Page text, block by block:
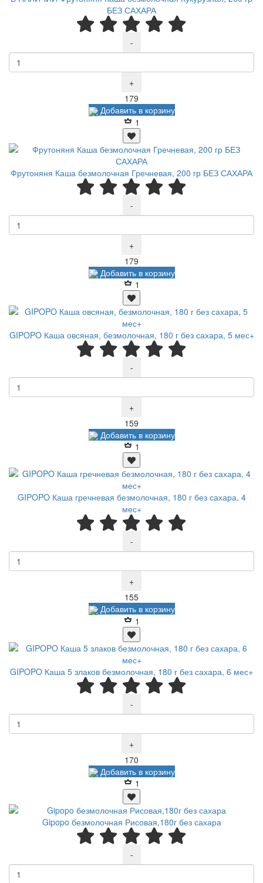
БЕЗ САХАРА
-
+
179
Добавить в корзину
1
Фрутоняня Каша безмолочная Гречневая, 200 гр БЕЗ САХАРА
-
+
179
Добавить в корзину
1
GIPOPO Каша овсяная, безмолочная, 180 г без сахара, 5 мес+
-
+
159
Добавить в корзину
1
GIPOPO Каша гречневая безмолочная, 180 г без сахара, 4
мес+
-
+
155Р
Добавить в корзину
1
GIPOPO Каша 5 злаков безмолочная, 180 г без сахара, 6 мес+
-
+
170
Добавить в корзину
1
Gipopo безмолочная Рисовая,180г без сахара
-